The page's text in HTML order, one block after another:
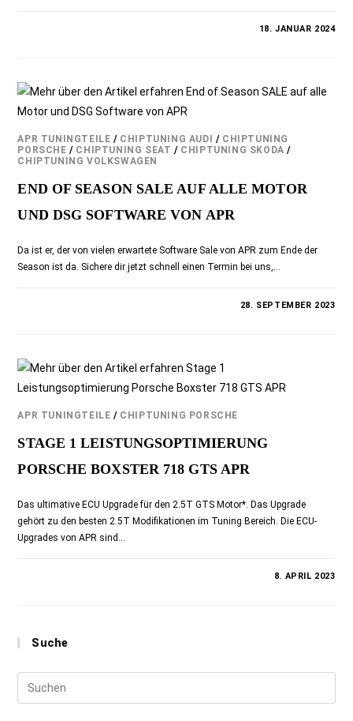
18. JANUAR 2024
APR TUNINGTEILE / CHIPTUNING AUDI / CHIPTUNING
PORSCHE / CHIPTUNING SEAT / CHIPTUNING SKODA /
CHIPTUNING VOLKSWAGEN
END OF SEASON SALE AUF ALLE MOTOR
UND DSG SOFTWARE VON APR
Da ist er, der von vielen erwartete Software Sale von APR zum Ende der
Season ist da. Sichere dir jetzt schnell einen Termin bei uns,…
28. SEPTEMBER 2023
APR TUNINGTEILE / CHIPTUNING PORSCHE
STAGE 1 LEISTUNGSOPTIMIERUNG
PORSCHE BOXSTER 718 GTS APR
Das ultimative ECU Upgrade für den 2.5T GTS Motor*. Das Upgrade
gehört zu den besten 2.5T Modifikationen im Tuning Bereich. Die ECU-
Upgrades von APR sind…
8. APRIL 2023
Suche